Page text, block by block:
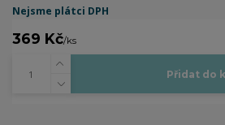
Nejsme plátci DPH
369 Kč/ks
Přidat do